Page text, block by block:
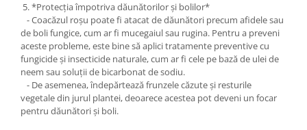
5. *Protecția împotriva dăunătorilor și bolilor*
- Coacăzul roșu poate fi atacat de dăunători precum afidele sau
de boli fungice, cum ar fi mucegaiul sau rugina. Pentru a preveni
aceste probleme, este bine să aplici tratamente preventive cu
fungicide și insecticide naturale, cum ar fi cele pe bază de ulei de
neem sau soluții de bicarbonat de sodiu.
- De asemenea, îndepărtează frunzele căzute și resturile
vegetale din jurul plantei, deoarece acestea pot deveni un focar
pentru dăunători și boli.